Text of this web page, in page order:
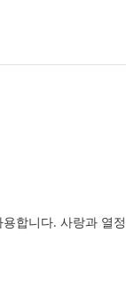
합니다. 사랑과 열